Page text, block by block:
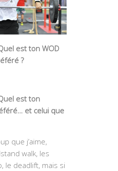
est ton WOD
?
est ton
et celui que
que j’aime,
walk, les
le deadlift, mais si